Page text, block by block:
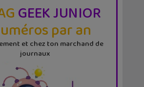
GEEK JUNIOR
par an
et chez ton marchand de
journaux